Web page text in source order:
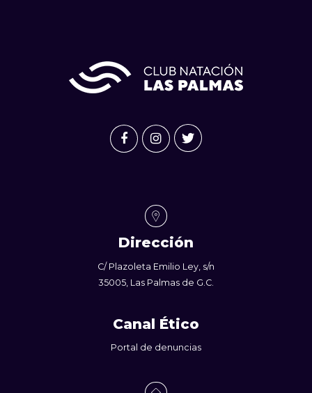
Dirección
C/ Plazoleta Emilio Ley, s/n
35005, Las Palmas de G.C.
Canal Ético
Portal de denuncias